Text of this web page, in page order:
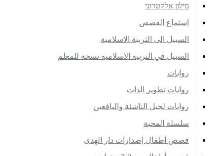
מילון אלקטרוני
استماع القصص
السبيل الى التربية الاسلامية
السبيل في التربية الاسلامية نسخة للمعلم
روايات
روايات تطوير الذات
روايات لجيل الناشئة واليافعين
سلسلة المحبة
قصص أطفال إصدارات دار الهدى